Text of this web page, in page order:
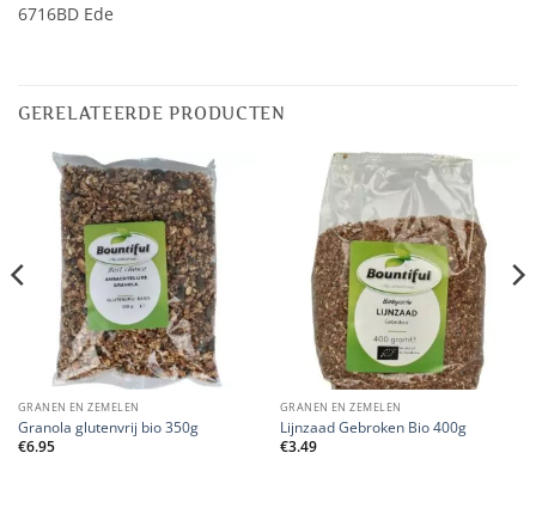
6716BD Ede
GERELATEERDE PRODUCTEN
GRANEN EN ZEMELEN
Granola glutenvrij bio 350g
€6.95
GRANEN EN ZEMELEN
Lijnzaad Gebroken Bio 400g
€3.49